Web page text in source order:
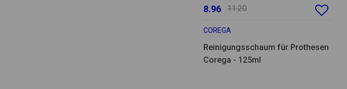
8.96 11.20
COREGA
Reinigungsschaum für Prothesen
Corega - 125ml